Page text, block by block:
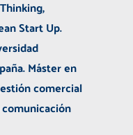
Start Up.
Máster en
comercial
comunicación